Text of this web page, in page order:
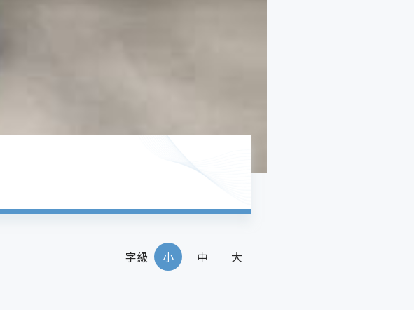
字級 小 中 大